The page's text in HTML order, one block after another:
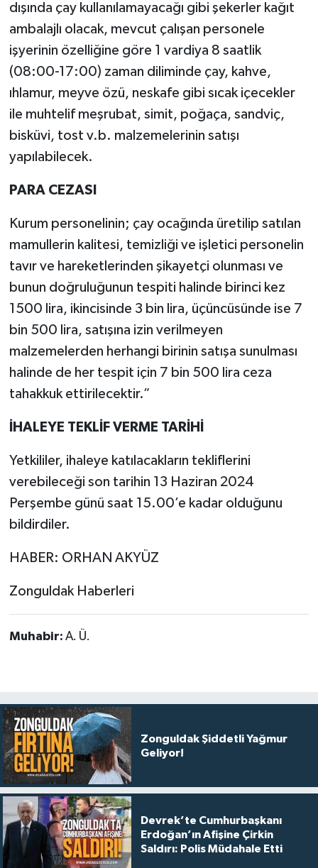
dışında çay kullanılamayacağı gibi şekerler kağıt
ambalajlı olacak, mevcut çalışan personele
işyerinin özelliğine göre 1 vardiya 8 saatlik
(08:00-17:00) zaman diliminde çay, kahve,
ıhlamur, meyve özü, neskafe gibi sıcak içecekler
ile muhtelif meşrubat, simit, poğaça, sandviç,
bisküvi, tost v.b. malzemelerinin satışı
yapılabilecek.
PARA CEZASI
Kurum personelinin; çay ocağında üretilip satılan
mamullerin kalitesi, temizliği ve işletici personelin
tavır ve hareketlerinden şikayetçi olunması ve
bunun doğruluğunun tespiti halinde birinci kez
1500 lira, ikincisinde 3 bin lira, üçüncüsünde ise 7
bin 500 lira, satışına izin verilmeyen
malzemelerden herhangi birinin satışa sunulması
halinde de her tespit için 7 bin 500 lira ceza
tahakkuk ettirilecektir.”
İHALEYE TEKLİF VERME TARİHİ
Yetkililer, ihaleye katılacakların tekliflerini
verebileceği son tarihin 13 Haziran 2024
Perşembe günü saat 15.00’e kadar olduğunu
bildirdiler.
HABER: ORHAN AKYÜZ
Zonguldak Haberleri
Muhabir: A. Ü.
Zonguldak Şiddetli Yağmur
Geliyor!
Devrek’te Cumhurbaşkanı
Erdoğan’ın Afişine Çirkin
Saldırı: Polis Müdahale Etti